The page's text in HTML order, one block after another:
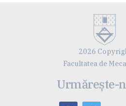
2026
Facultatea de
Urmărește-